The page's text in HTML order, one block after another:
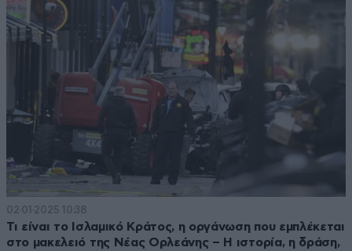
02·01·2025 10:38
Τι είναι το Ισλαμικό Κράτος, η οργάνωση που εμπλέκεται
στο μακελειό της Νέας Ορλεάνης – Η ιστορία, η δράση,